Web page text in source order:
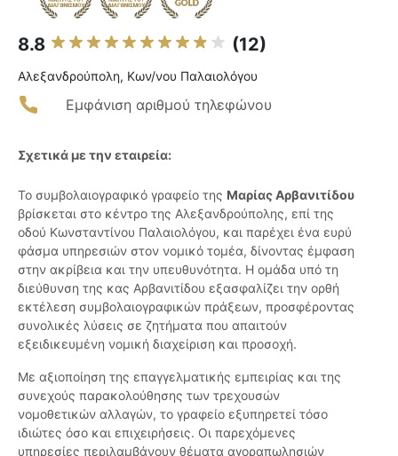
8.8 (12)
Αλεξανδρούπολη, Κων/νου Παλαιολόγου
Εμφάνιση αριθμού τηλεφώνου
Σχετικά με την εταιρεία:
Το συμβολαιογραφικό γραφείο της Μαρίας Αρβανιτίδου
βρίσκεται στο κέντρο της Αλεξανδρούπολης, επί της
οδού Κωνσταντίνου Παλαιολόγου, και παρέχει ένα ευρύ
φάσμα υπηρεσιών στον νομικό τομέα, δίνοντας έμφαση
στην ακρίβεια και την υπευθυνότητα. Η ομάδα υπό τη
διεύθυνση της κας Αρβανιτίδου εξασφαλίζει την ορθή
εκτέλεση συμβολαιογραφικών πράξεων, προσφέροντας
συνολικές λύσεις σε ζητήματα που απαιτούν
εξειδικευμένη νομική διαχείριση και προσοχή.
Με αξιοποίηση της επαγγελματικής εμπειρίας και της
συνεχούς παρακολούθησης των τρεχουσών
νομοθετικών αλλαγών, το γραφείο εξυπηρετεί τόσο
ιδιώτες όσο και επιχειρήσεις. Οι παρεχόμενες
υπηρεσίες περιλαμβάνουν θέματα αγοραπωλησιών